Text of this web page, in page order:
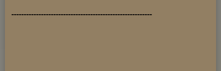
---------------------------------------------------------